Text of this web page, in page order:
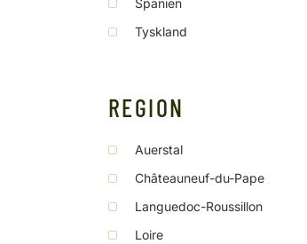
Spanien
Tyskland
REGION
Auerstal
Châteauneuf-du-Pape
Languedoc-Roussillon
Loire